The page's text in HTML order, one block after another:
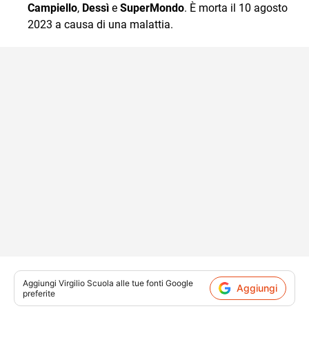
Campiello, Dessì e SuperMondo. È morta il 10 agosto
2023 a causa di una malattia.
Aggiungi Virgilio Scuola alle tue fonti Google
preferite
Aggiungi